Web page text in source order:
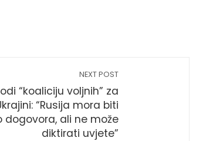
NEXT POST
“koaliciju voljnih” za
“Rusija mora biti
dogovora, ali ne može
diktirati uvjete”